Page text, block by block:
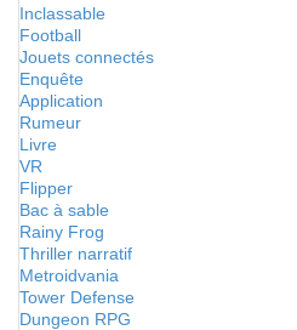
Inclassable
Football
Jouets connectés
Enquête
Application
Rumeur
Livre
VR
Flipper
Bac à sable
Rainy Frog
Thriller narratif
Metroidvania
Tower Defense
Dungeon RPG